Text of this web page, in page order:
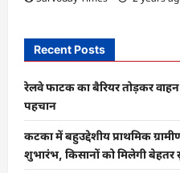
Recent Posts
रेलवे फाटक का बैरियर तोड़कर
पहचान
कटका में बहुउद्देशीय प्राथमिक
शुभारंभ, किसानों को मिलेगी बेहतर